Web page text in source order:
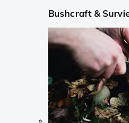
Bushcraft &